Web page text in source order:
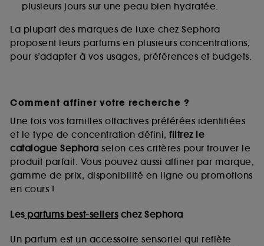
plusieurs jours sur une peau bien hydratée.
La plupart des marques de luxe chez Sephora
proposent leurs parfums en plusieurs concentrations,
pour s’adapter à vos usages, préférences et budgets.
Comment affiner votre recherche ?
Une fois vos familles olfactives préférées identifiées
et le type de concentration défini, filtrez le
catalogue Sephora selon ces critères pour trouver le
produit parfait. Vous pouvez aussi affiner par marque,
gamme de prix, disponibilité en ligne ou promotions
en cours !
Lesparfums best-sellerschez Sephora
Un parfum est un accessoire sensoriel qui reflète